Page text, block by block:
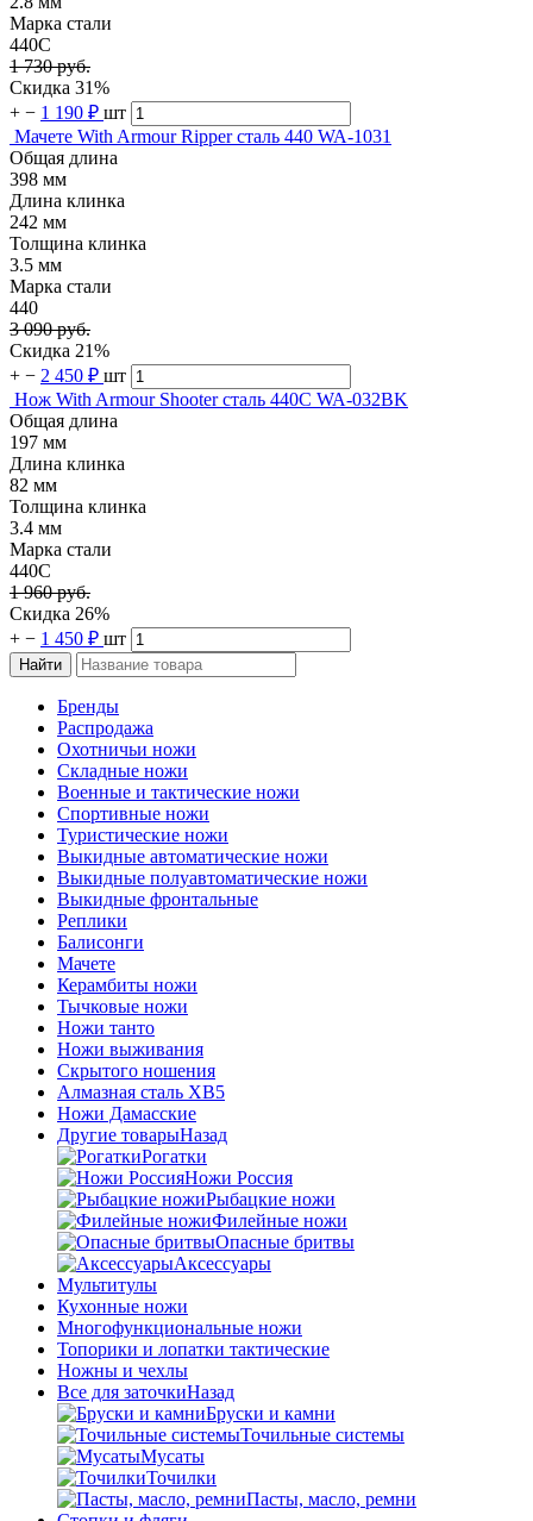
Марка стали
440C
1 730 руб.
Скидка 31%
+ − 1 190 ₽ шт
Мачете With Armour Ripper сталь 440 WA-1031
Общая длина
398 мм
Длина клинка
242 мм
Толщина клинка
3.5 мм
Марка стали
440
3 090 руб.
Скидка 21%
+ − 2 450 ₽ шт
Нож With Armour Shooter сталь 440C WA-032BK
Общая длина
197 мм
Длина клинка
82 мм
Толщина клинка
3.4 мм
Марка стали
440C
1 960 руб.
Скидка 26%
+ − 1 450 ₽ шт
Бренды
Распродажа
Охотничьи ножи
Складные ножи
Военные и тактические ножи
Спортивные ножи
Туристические ножи
Выкидные автоматические ножи
Выкидные полуавтоматические ножи
Выкидные фронтальные
Реплики
Балисонги
Мачете
Керамбиты ножи
Тычковые ножи
Ножи танто
Ножи выживания
Скрытого ношения
Алмазная сталь ХВ5
Ножи Дамасские
Другие товарыНазад
Рогатки
Ножи Россия
Рыбацкие ножи
Филейные ножи
Опасные бритвы
Аксессуары
Мультитулы
Кухонные ножи
Многофункциональные ножи
Топорики и лопатки тактические
Ножны и чехлы
Все для заточкиНазад
Бруски и камни
Точильные системы
Мусаты
Точилки
Пасты, масло, ремни